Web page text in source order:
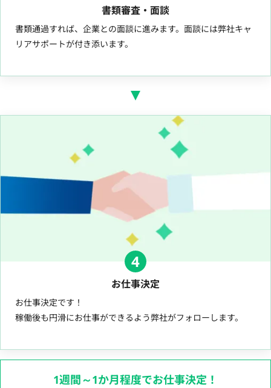
書類審査・面談
書類通過すれば、企業との面談に進みます。面談には弊社キャ
リアサポートが付き添います。
4
お仕事決定
お仕事決定です！
稼働後も円滑にお仕事ができるよう弊社がフォローします。
1週間～1か月程度でお仕事決定！